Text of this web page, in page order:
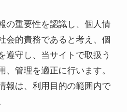
の重要性を認識し、個人情
会的責務であると考え、個
遵守し、当サイトで取扱う
、管理を適正に行います。
報は、利用目的の範囲内で